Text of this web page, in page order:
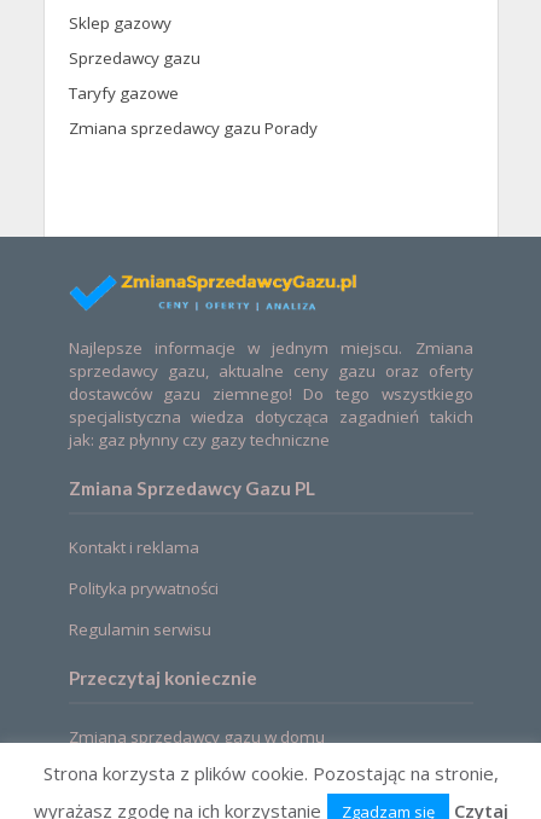
Sklep gazowy
Sprzedawcy gazu
Taryfy gazowe
Zmiana sprzedawcy gazu Porady
Najlepsze informacje w jednym miejscu. Zmiana
sprzedawcy gazu, aktualne ceny gazu oraz oferty
dostawców gazu ziemnego! Do tego wszystkiego
specjalistyczna wiedza dotycząca zagadnień takich
jak: gaz płynny czy gazy techniczne
Zmiana Sprzedawcy Gazu PL
Kontakt i reklama
Polityka prywatności
Regulamin serwisu
Przeczytaj koniecznie
Zmiana sprzedawcy gazu w domu
Strona korzysta z plików cookie. Pozostając na stronie,
wyrażasz zgodę na ich korzystanie
Zgadzam się Czytaj